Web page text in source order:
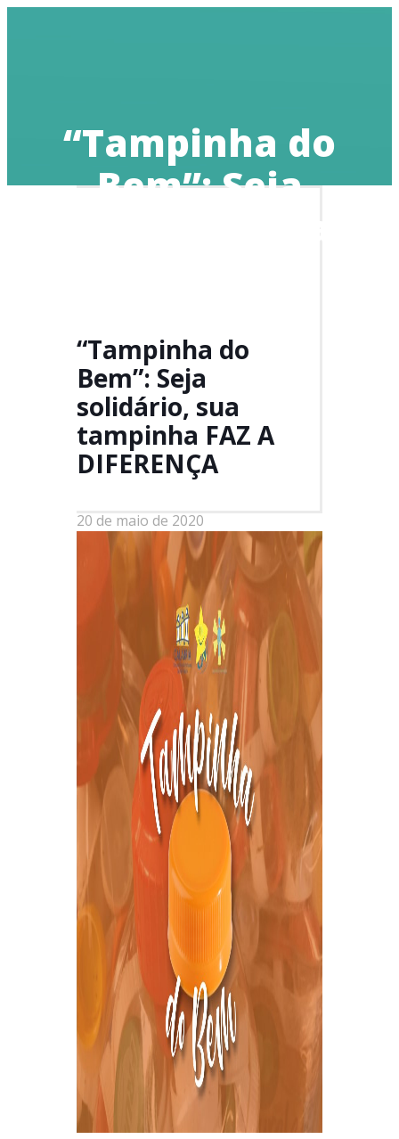
“Tampinha do
Bem”: Seja
“Tampinha do
Bem”: Seja
solidário, sua
tampinha FAZ A
DIFERENÇA
20 de maio de 2020